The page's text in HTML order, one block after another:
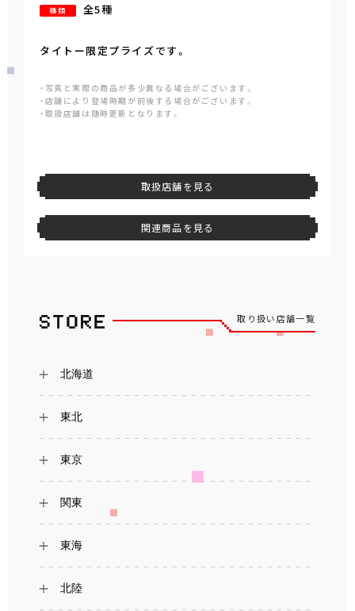
種類 全5種
タイトー限定プライズです。
・写真と実際の商品が多少異なる場合がございます。
・店舗により登場時期が前後する場合がございます。
・取扱店舗は随時更新となります。
取扱店舗を見る
関連商品を見る
取り扱い店舗一覧
北海道
東北
東京
関東
東海
北陸